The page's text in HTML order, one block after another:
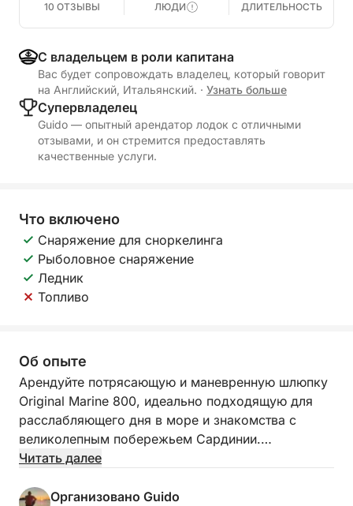
10 ОТЗЫВЫ ЛЮДИ ДЛИТЕЛЬНОСТЬ
С владельцем в роли капитана
Вас будет сопровождать владелец, который говорит
на Английский, Итальянский. · Узнать больше
Cупервладелец
Guido — опытный арендатор лодок с отличными
отзывами, и он стремится предоставлять
качественные услуги.
Что включено
Снаряжение для сноркелинга
Рыболовное снаряжение
Ледник
Топливо
Об опыте
Арендуйте потрясающую и маневренную шлюпку
Original Marine 800, идеально подходящую для
расслабляющего дня в море и знакомства с
великолепным побережьем Сардинии.
большего комфорта максимальное количество
Читать далее
Организовано Guido